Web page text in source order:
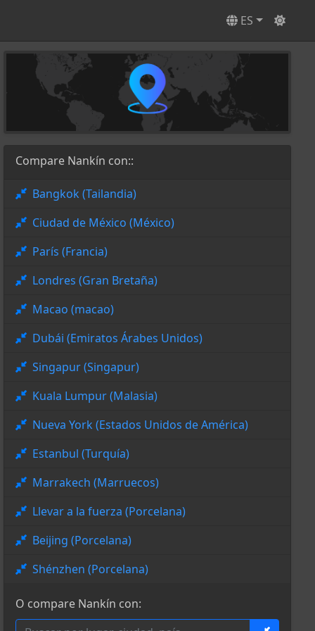
ES
Compare Nankín con::
Bangkok (Tailandia)
Ciudad de México (México)
París (Francia)
Londres (Gran Bretaña)
Macao (macao)
Dubái (Emiratos Árabes Unidos)
Singapur (Singapur)
Kuala Lumpur (Malasia)
Nueva York (Estados Unidos de América)
Estanbul (Turquía)
Marrakech (Marruecos)
Llevar a la fuerza (Porcelana)
Beijing (Porcelana)
Shénzhen (Porcelana)
O compare Nankín con: